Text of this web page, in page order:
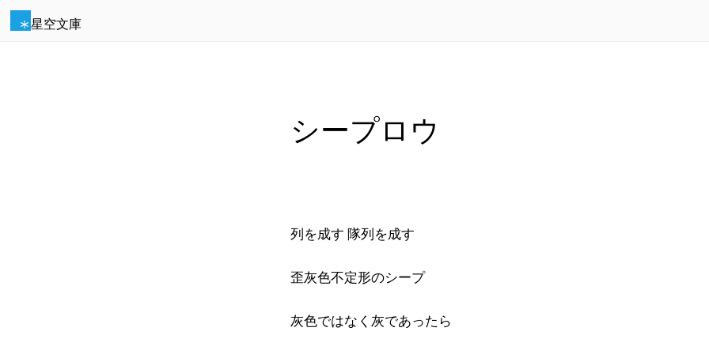
星空文庫
シープロウ
列を成す 隊列を成す
歪灰色不定形のシープ
灰色ではなく灰であったら